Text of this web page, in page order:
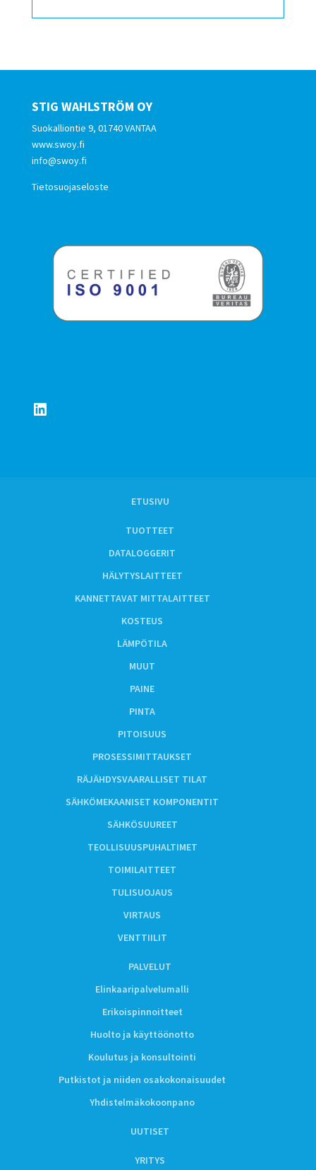
STIG WAHLSTRÖM OY
Suokalliontie 9, 01740 VANTAA
www.swoy.fi
info@swoy.fi
Tietosuojaseloste
LinkedIn
ETUSIVU
TUOTTEET
DATALOGGERIT
HÄLYTYSLAITTEET
KANNETTAVAT MITTALAITTEET
KOSTEUS
LÄMPÖTILA
MUUT
PAINE
PINTA
PITOISUUS
PROSESSIMITTAUKSET
RÄJÄHDYSVAARALLISET TILAT
SÄHKÖMEKAANISET KOMPONENTIT
SÄHKÖSUUREET
TEOLLISUUSPUHALTIMET
TOIMILAITTEET
TULISUOJAUS
VIRTAUS
VENTTIILIT
PALVELUT
Elinkaaripalvelumalli
Erikoispinnoitteet
Huolto ja käyttöönotto
Koulutus ja konsultointi
Putkistot ja niiden osakokonaisuudet
Yhdistelmäkokoonpano
UUTISET
YRITYS